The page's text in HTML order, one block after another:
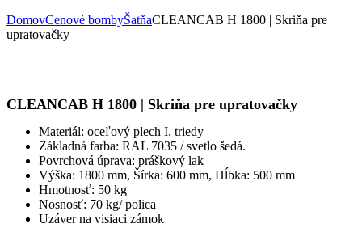
DomovCenové bombyŠatňaCLEANCAB H 1800 | Skriňa pre
upratovačky
CLEANCAB H 1800 | Skriňa pre upratovačky
Materiál: oceľový plech I. triedy
Základná farba: RAL 7035 / svetlo šedá.
Povrchová úprava: práškový lak
Výška: 1800 mm, Šírka: 600 mm, Hĺbka: 500 mm
Hmotnosť: 50 kg
Nosnosť: 70 kg/ polica
Uzáver na visiaci zámok